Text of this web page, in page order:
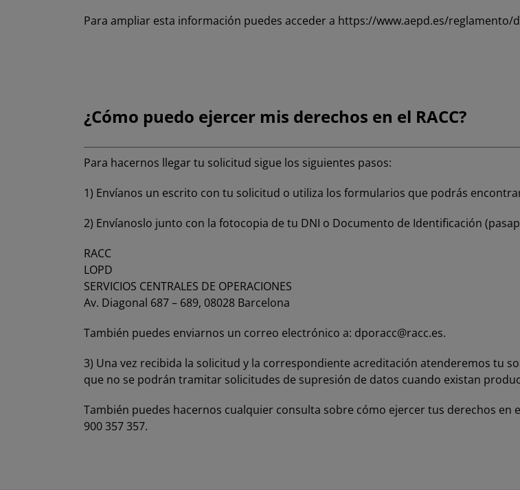
Para ampliar esta información puedes acceder a https://www.aepd.es/reglamento/
¿Cómo puedo ejercer mis derechos en el RACC?
Para hacernos llegar tu solicitud sigue los siguientes pasos:
1) Envíanos un escrito con tu solicitud o utiliza los formularios que podrás
2) Envíanoslo junto con la fotocopia de tu DNI o Documento de Identificación
RACC
LOPD
SERVICIOS CENTRALES DE OPERACIONES
Av. Diagonal 687 – 689, 08028 Barcelona
También puedes enviarnos un correo electrónico a: dporacc@racc.es.
3) Una vez recibida la solicitud y la correspondiente acreditación atenderemos tu
que no se podrán tramitar solicitudes de supresión de datos cuando existan
También puedes hacernos cualquier consulta sobre cómo ejercer tus derechos en
900 357 357.